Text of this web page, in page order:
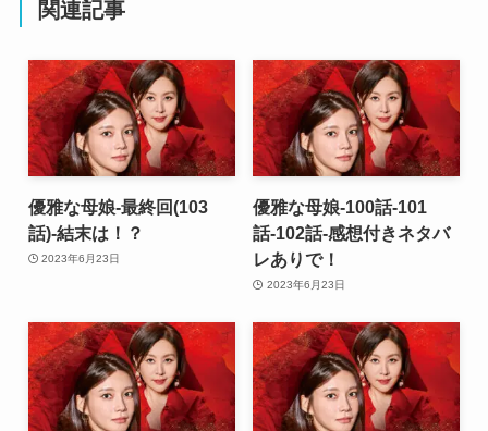
関連記事
優雅な母娘-最終回(103
話)-結末は！？
2023年6月23日
優雅な母娘-100話-101
話-102話-感想付きネタバ
レありで！
2023年6月23日